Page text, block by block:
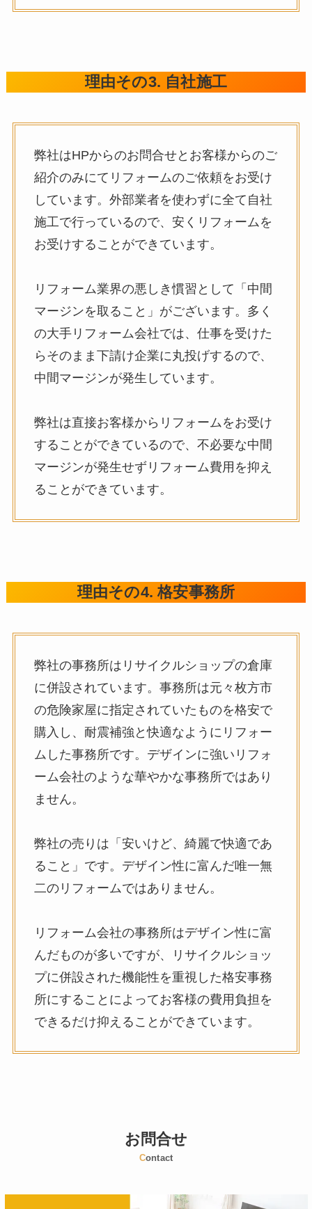
理由その3. 自社施工
弊社はHPからのお問合せとお客様からのご
紹介のみにてリフォームのご依頼をお受け
しています。外部業者を使わずに全て自社
施工で行っているので、安くリフォームを
お受けすることができています。
リフォーム業界の悪しき慣習として「中間
マージンを取ること」がございます。多く
の大手リフォーム会社では、仕事を受けた
らそのまま下請け企業に丸投げするので、
中間マージンが発生しています。
弊社は直接お客様からリフォームをお受け
することができているので、不必要な中間
マージンが発生せずリフォーム費用を抑え
ることができています。
理由その4. 格安事務所
弊社の事務所はリサイクルショップの倉庫
に併設されています。事務所は元々枚方市
の危険家屋に指定されていたものを格安で
購入し、耐震補強と快適なようにリフォー
ムした事務所です。デザインに強いリフォ
ーム会社のような華やかな事務所ではあり
ません。
弊社の売りは「安いけど、綺麗で快適であ
ること」です。デザイン性に富んだ唯一無
二のリフォームではありません。
リフォーム会社の事務所はデザイン性に富
んだものが多いですが、リサイクルショッ
プに併設された機能性を重視した格安事務
所にすることによってお客様の費用負担を
できるだけ抑えることができています。
お問合せ
Contact